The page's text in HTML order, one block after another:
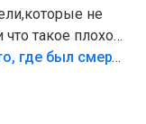
не
такое плохо!
же
«Попал на пику»: СК показал место, где был смертельно травмирован ребенок в Тольятти